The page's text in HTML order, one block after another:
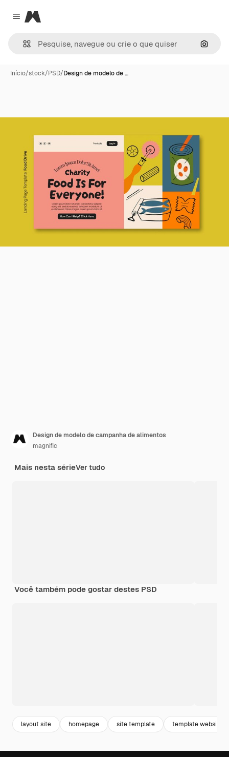
Close menu
Magnific
Início/stock/PSD/Design de modelo de …
Design de modelo de campanha de alimentos
magnific
Mais nesta sérieVer tudo
Você também pode gostar destes PSD
layout site homepage site template template website